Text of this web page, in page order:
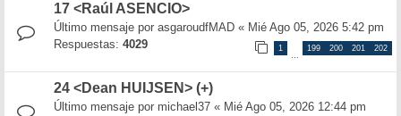
17 <Raúl ASENCIO>
Último mensaje por asgaroudfMAD « Mié Ago 05, 2026 5:42 pm
Respuestas: 4029 1
…
199 200 201 202
24 <Dean HUIJSEN> (+)
Último mensaje por michael37 « Mié Ago 05, 2026 12:44 pm